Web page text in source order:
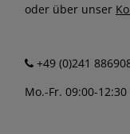
oder über unser
+49 (0)241
Mo.-Fr. 09:00-